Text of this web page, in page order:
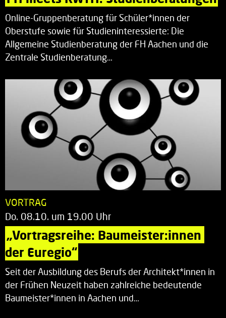
Online-Gruppenberatung für Schüler*innen der
Oberstufe sowie für Studieninteressierte: Die
Allgemeine Studienberatung der FH Aachen und die
Zentrale Studienberatung…
VORTRAG
Do. 08.10. um 19.00 Uhr
„Vortragsreihe: Baumeister:innen
der Euregio“
Seit der Ausbildung des Berufs der Architekt*innen in
der Frühen Neuzeit haben zahlreiche bedeutende
Baumeister*innen in Aachen und…